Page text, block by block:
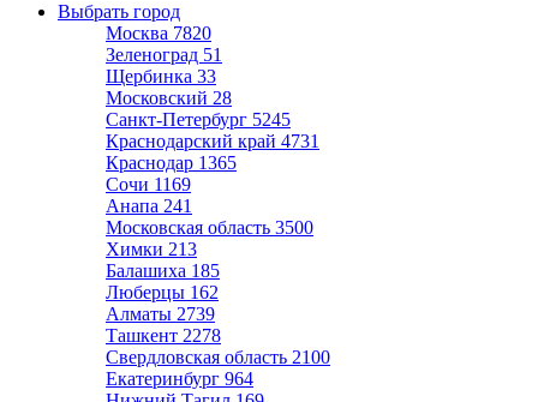
Выбрать город
Москва 7820
Зеленоград 51
Щербинка 33
Московский 28
Санкт-Петербург 5245
Краснодарский край 4731
Краснодар 1365
Сочи 1169
Анапа 241
Московская область 3500
Химки 213
Балашиха 185
Люберцы 162
Алматы 2739
Ташкент 2278
Свердловская область 2100
Екатеринбург 964